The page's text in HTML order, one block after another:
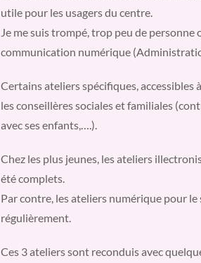
utile pour les usagers du centre.
Je me suis trompé, trop peu de
communication numérique
Certains ateliers spécifiques, accessibles
les conseillères sociales et familiales
avec ses enfants,….).
Chez les plus jeunes, les ateliers
été complets.
Par contre, les ateliers numérique pour le
régulièrement.
Ces 3 ateliers sont reconduis avec